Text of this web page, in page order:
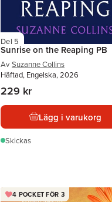
Del 5
Sunrise on the Reaping PB
Av Suzanne Collins
Häftad, Engelska, 2026
229 kr
Lägg i varukorg
Skickas
4 POCKET FÖR 3